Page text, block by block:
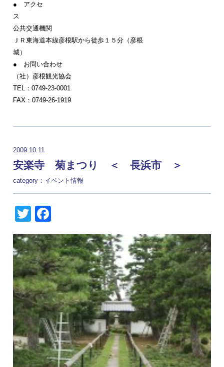
● アクセ
公共交通機関
ＪＲ東海道本線彦根駅から徒歩１５分（彦根
● お問い合わせ
（社）彦根観光協会
TEL：0749-23-0001
FAX：0749-26-1919
2009.10.11
安楽寺 菊まつり ＜ 長浜市 ＞
category： イベント情報
Twitter